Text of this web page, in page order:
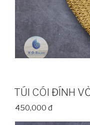
TÚI CÓI ĐÍNH
450,000 đ